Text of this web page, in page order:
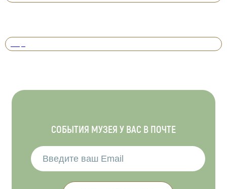
СОБЫТИЯ МУЗЕЯ У ВАС В ПОЧТЕ